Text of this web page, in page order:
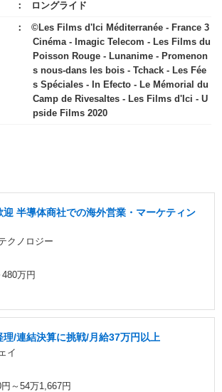
ロングライド
©️Les Films d'Ici Méditerranée - France 3
Cinéma - Imagic Telecom - Les Films du
Poisson Rouge - Lunanime - Promenon
s nous-dans les bois - Tchack - Les Fée
s Spéciales - In Efecto - Le Mémorial du
Camp de Rivesaltes - Les Films d'Ici - U
pside Films 2020
迎 半導体商社での海外営業・マーケティン
クノロジー
万円
理/連結決算に挑戦/月給37万円以上
イ
～54万1,667円